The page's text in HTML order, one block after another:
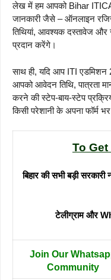
लेख में हम आपको Bihar
जानकारी जैसे – ऑनलाइन
तिथियां, आवश्यक दस्तावेज और
प्रदान करेंगे।
साथ ही, यदि आप ITI एडमिशन
आपको आवेदन तिथि,
करने की स्टेप-बाय-स्टेप
किसी परेशानी के अपना फॉर्म
To
बिहार की सभी बड़ी
टेलीग्राम और
Join Our
Community